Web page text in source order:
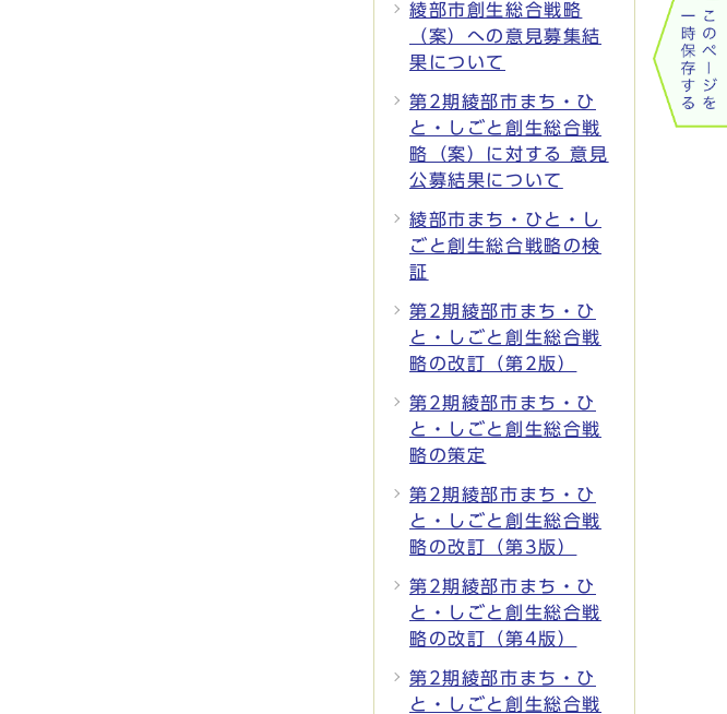
綾部市創生総合戦略
（案）への意見募集結
果について
第2期綾部市まち・ひ
と・しごと創生総合戦
略（案）に対する 意見
公募結果について
綾部市まち・ひと・し
ごと創生総合戦略の検
証
第2期綾部市まち・ひ
と・しごと創生総合戦
略の改訂（第2版）
第2期綾部市まち・ひ
と・しごと創生総合戦
略の策定
第2期綾部市まち・ひ
と・しごと創生総合戦
略の改訂（第3版）
第2期綾部市まち・ひ
と・しごと創生総合戦
略の改訂（第4版）
第2期綾部市まち・ひ
と・しごと創生総合戦